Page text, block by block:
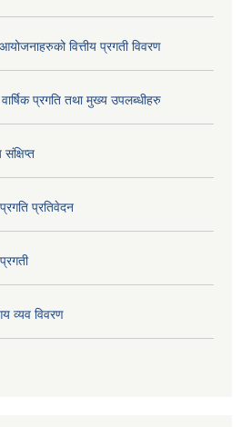
वित्तीय प्रगती विवरण
प्रगति तथा मुख्य उपलब्धीहरु
प्रतिवेदन
व्यव विवरण